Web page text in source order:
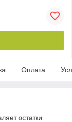
Оплата
остатки